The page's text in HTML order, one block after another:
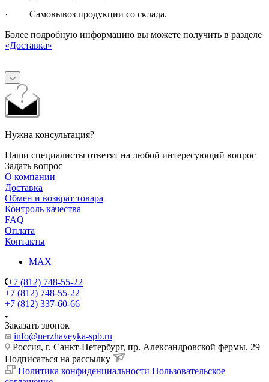
· Самовывоз продукции со склада.
Более подробную информацию вы можете получить в разделе
«Доставка»
Нужна консультация?
Наши специалисты ответят на любой интересующий вопрос
Задать вопрос
О компании
Доставка
Обмен и возврат товара
Контроль качества
FAQ
Оплата
Контакты
MAX
+7 (812) 748-55-22
+7 (812) 748-55-22
+7 (812) 337-60-66
Заказать звонок
info@nerzhaveyka-spb.ru
Россия, г. Санкт-Петербург, пр. Александровской фермы, 29
Подписаться на рассылку
Политика конфиденциальности Пользовательское